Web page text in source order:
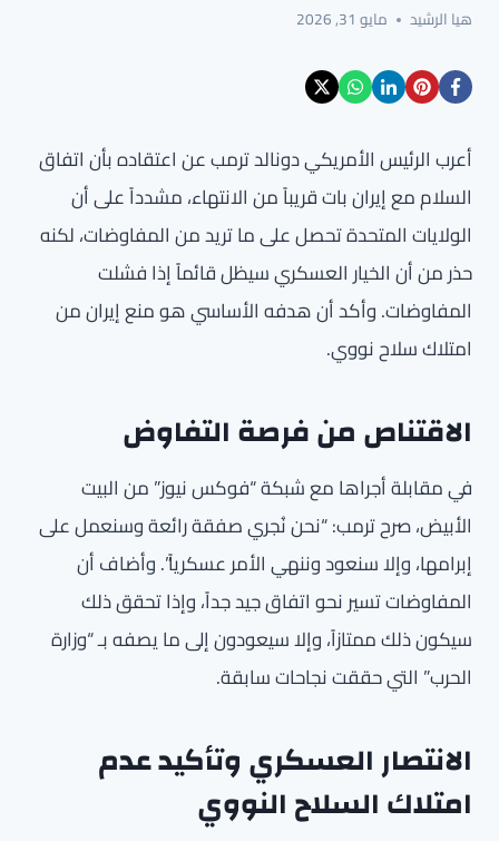
هيا الرشيد مايو 31, 2026
أعرب الرئيس الأمريكي دونالد ترمب عن اعتقاده بأن اتفاق
السلام مع إيران بات قريباً من الانتهاء، مشدداً على أن
الولايات المتحدة تحصل على ما تريد من المفاوضات، لكنه
حذر من أن الخيار العسكري سيظل قائماً إذا فشلت
المفاوضات. وأكد أن هدفه الأساسي هو منع إيران من
امتلاك سلاح نووي.
الاقتناص من فرصة التفاوض
في مقابلة أجراها مع شبكة “فوكس نيوز” من البيت
الأبيض، صرح ترمب: “نحن نُجري صفقة رائعة وسنعمل على
إبرامها، وإلا سنعود وننهي الأمر عسكرياً”. وأضاف أن
المفاوضات تسير نحو اتفاق جيد جداً، وإذا تحقق ذلك
سيكون ذلك ممتازاً، وإلا سيعودون إلى ما يصفه بـ “وزارة
الحرب” التي حققت نجاحات سابقة.
الانتصار العسكري وتأكيد عدم
امتلاك السلاح النووي